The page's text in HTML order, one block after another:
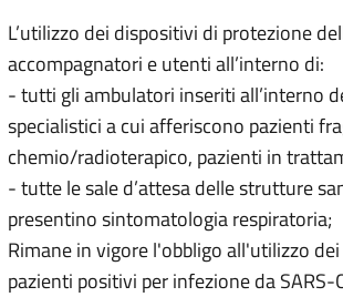
L’utilizzo dei dispositivi di protezione
accompagnatori e utenti all’interno di:
- tutti gli ambulatori inseriti all’interno
specialistici a cui afferiscono pazienti
chemio/radioterapico, pazienti in
- tutte le sale d’attesa delle strutture
presentino sintomatologia respiratoria;
Rimane in vigore l'obbligo all'utilizzo
pazienti positivi per infezione da SARS-